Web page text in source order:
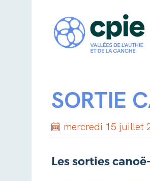
SORTIE
mercredi 15 juillet
Les sorties